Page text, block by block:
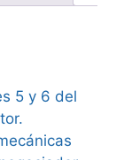
5 y 6 del